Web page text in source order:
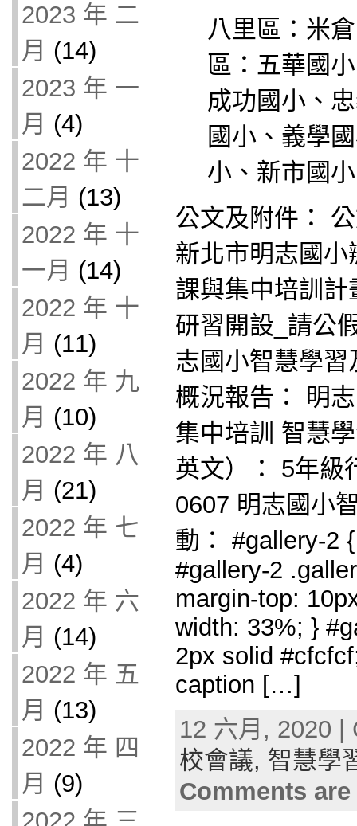
2023 年 二
月 (14)
2023 年 一
月 (4)
2022 年 十
二月 (13)
2022 年 十
一月 (14)
2022 年 十
月 (11)
2022 年 九
月 (10)
2022 年 八
月 (21)
2022 年 七
月 (4)
2022 年 六
月 (14)
2022 年 五
月 (13)
2022 年 四
月 (9)
八里區：米
區：五華國
成功國小、
國小、義學
小、新市國小
公文及附件：
新北市明志國
課與集中培訓
研習開設_請公
志國小智慧學
概況報告： 明
集中培訓 智慧
英文）： 5年級
0607 明志國小
動： #gallery-2
#gallery-2
margin-top:
width: 33%; }
2px solid
caption […]
12 六月, 2020
校會議, 智慧學
Comments